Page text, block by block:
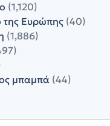
(1,120)
της Ευρώπης (40)
(1,886)
μπαμπά (44)